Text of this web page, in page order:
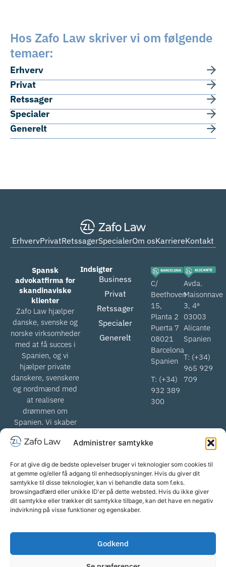
Administrer samtykke
For at give dig de bedste oplevelser bruger vi teknologier som cookies til
at gemme og/eller få adgang til enhedsoplysninger. Hvis du giver dit
samtykke til disse teknologier, kan vi behandle data som f.eks.
browsingadfærd eller unikke ID'er på dette websted. Hvis du ikke giver
dit samtykke eller trækker dit samtykke tilbage, kan det have en negativ
indvirkning på visse funktioner og egenskaber.
Godkend
Hos Zafo Law skriver vi om følgende
temaer:
Erhverv
Privat
Retssager
Specialer
Generelt
ErhvervPrivatRetssagerSpecialerOm osKarriereKontakt
Spansk
advokatfirma for
skandinaviske
klienter
Zafo Law hjælper
danske, svenske og
norske virksomheder
med at få succes i
Spanien, og vi
hjælper private
danskere, svenskere
og nordmænd med
at realisere
drømmen om
Spanien. Vi skaber
skandinaviske
hjælper med at
komme igennem det
spanske retssystem.
Indsigter
Business
Privat
Retssager
Specialer
Generelt
C/
Beethoven
15,
Planta 2
Puerta 7
08021
Barcelona
Spanien
T: (+34)
932 389
300
Avda.
Maisonnave
3, 4ª
03003
Alicante
Spanien
T: (+34)
965 929
709
info@zafolaw.com | Alle rettigheder
2026 Zafo Law
Forretningsbetingelser
Cookiepolitik